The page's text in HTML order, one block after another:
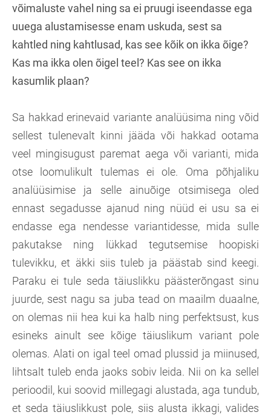
võimaluste vahel ning sa ei pruugi iseendasse ega
uuega alustamisesse enam uskuda, sest sa
kahtled ning kahtlusad, kas see kõik on ikka õige?
Kas ma ikka olen õigel teel? Kas see on ikka
kasumlik plaan?
Sa hakkad erinevaid variante analüüsima ning võid
sellest tulenevalt kinni jääda või hakkad ootama
veel mingisugust paremat aega või varianti, mida
otse loomulikult tulemas ei ole. Oma põhjaliku
analüüsimise ja selle ainuõige otsimisega oled
ennast segadusse ajanud ning nüüd ei usu sa ei
endasse ega nendesse variantidesse, mida sulle
pakutakse ning lükkad tegutsemise hoopiski
tulevikku, et äkki siis tuleb ja päästab sind keegi.
Paraku ei tule seda täiuslikku päästerõngast sinu
juurde, sest nagu sa juba tead on maailm duaalne,
on olemas nii hea kui ka halb ning perfektsust, kus
esineks ainult see kõige täiuslikum variant pole
olemas. Alati on igal teel omad plussid ja miinused,
lihtsalt tuleb enda jaoks sobiv leida. Nii on ka sellel
perioodil, kui soovid millegagi alustada, aga tundub,
et seda täiuslikkust pole, siis alusta ikkagi, valides